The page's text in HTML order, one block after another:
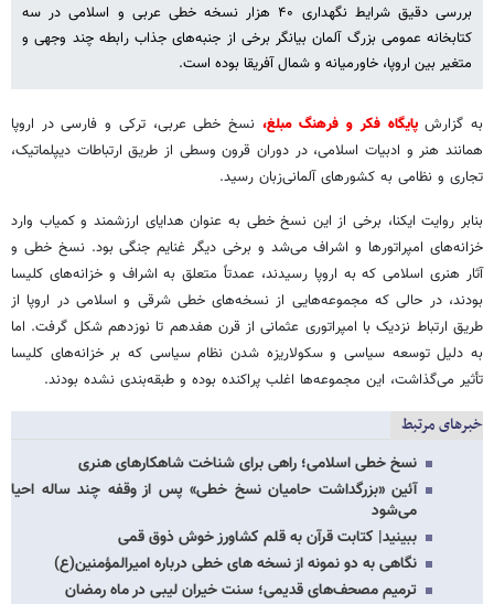
بررسی دقیق شرایط نگهداری ۴۰ هزار نسخه خطی عربی و اسلامی در سه
کتابخانه عمومی‌ بزرگ آلمان بیانگر برخی از جنبه‌های جذاب رابطه چند وجهی و
متغیر بین اروپا، خاورمیانه و شمال آفریقا بوده است.
به گزارشپایگاه فکر و فرهنگ مبلغ، نسخ خطی عربی، ترکی و فارسی در اروپا
همانند هنر و ادبیات اسلامی، در دوران قرون وسطی از طریق ارتباطات دیپلماتیک،
تجاری و نظامی به کشورهای آلمانی‌زبان رسید.
بنابر روایت ایکنا، برخی از این نسخ خطی به عنوان هدایای ارزشمند و کمیاب وارد
خزانه‌های امپراتورها و اشراف می‌شد و برخی دیگر غنایم جنگی بود. نسخ خطی و
آثار هنری اسلامی‌ که به اروپا رسیدند، عمدتاً متعلق به اشراف و خزانه‌های کلیسا
بودند، در حالی که مجموعه‌هایی از نسخه‌های خطی شرقی و اسلامی ‌در اروپا از
طریق ارتباط نزدیک با امپراتوری عثمانی از قرن هفدهم تا نوزدهم شکل گرفت. اما
به دلیل توسعه سیاسی و سکولاریزه شدن نظام سیاسی که بر خزانه‌های کلیسا
تأثیر می‌گذاشت، این مجموعه‌ها اغلب پراکنده بوده و طبقه‌بندی نشده بودند.
خبرهای مرتبط
نسخ خطی اسلامی؛ راهی برای شناخت شاهکارهای هنری
آئین «بزرگداشت حامیان نسخ خطی» پس از وقفه چند ساله احیا
می‌شود
ببینید| کتابت قرآن به قلم کشاورز خوش ذوق قمی
نگاهی به دو نمونه از نسخه های خطی درباره امیرالمؤمنین(ع)
ترمیم مصحف‌های قدیمی؛ سنت خیران لیبی در ماه رمضان